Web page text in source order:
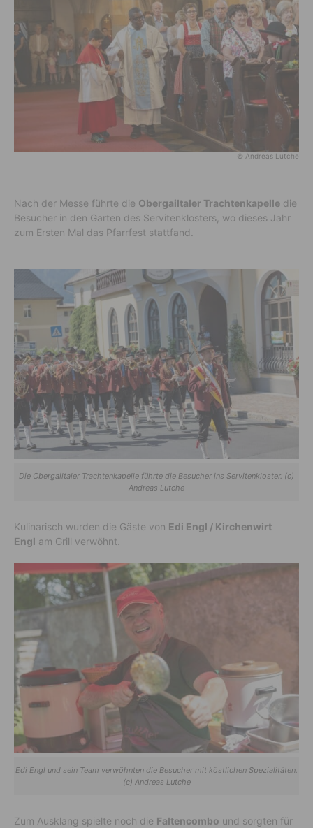
© Andreas Lutche
Nach der Messe führte die Obergailtaler Trachtenkapelle die
Besucher in den Garten des Servitenklosters, wo dieses Jahr
zum Ersten Mal das Pfarrfest stattfand.
Die Obergailtaler Trachtenkapelle führte die Besucher ins Servitenkloster. (c)
Andreas Lutche
Kulinarisch wurden die Gäste von Edi Engl / Kirchenwirt
Engl am Grill verwöhnt.
Edi Engl und sein Team verwöhnten die Besucher mit köstlichen Spezialitäten.
(c) Andreas Lutche
Zum Ausklang spielte noch die Faltencombo und sorgten für